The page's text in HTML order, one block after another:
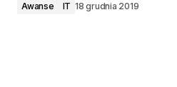
Awanse IT 18 grudnia 2019